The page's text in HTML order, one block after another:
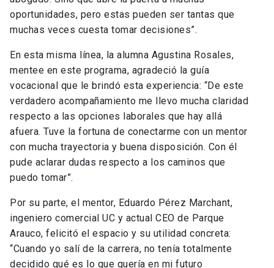
oportunidades, pero estas pueden ser tantas que
muchas veces cuesta tomar decisiones”.
En esta misma línea, la alumna Agustina Rosales,
mentee en este programa, agradeció la guía
vocacional que le brindó esta experiencia: “De este
verdadero acompañamiento me llevo mucha claridad
respecto a las opciones laborales que hay allá
afuera. Tuve la fortuna de conectarme con un mentor
con mucha trayectoria y buena disposición. Con él
pude aclarar dudas respecto a los caminos que
puedo tomar”.
Por su parte, el mentor, Eduardo Pérez Marchant,
ingeniero comercial UC y actual CEO de Parque
Arauco, felicitó el espacio y su utilidad concreta:
“Cuando yo salí de la carrera, no tenía totalmente
decidido qué es lo que quería en mi futuro